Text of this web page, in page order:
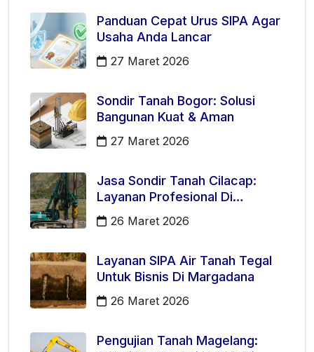
Panduan Cepat Urus SIPA Agar
Usaha Anda Lancar
27 Maret 2026
Sondir Tanah Bogor: Solusi
Bangunan Kuat & Aman
27 Maret 2026
Jasa Sondir Tanah Cilacap:
Layanan Profesional Di
Kecamatan Majenang
26 Maret 2026
Layanan SIPA Air Tanah Tegal
Untuk Bisnis Di Margadana
26 Maret 2026
Pengujian Tanah Magelang: